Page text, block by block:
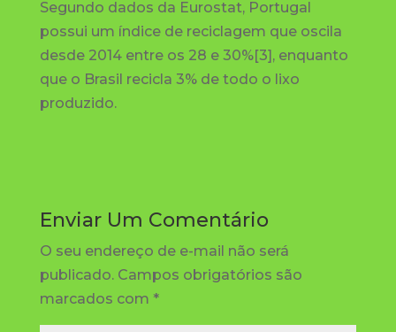
Segundo dados da Eurostat, Portugal
possui um índice de reciclagem que oscila
desde 2014 entre os 28 e 30%[3], enquanto
que o Brasil recicla 3% de todo o lixo
produzido.
Enviar Um Comentário
O seu endereço de e-mail não será
publicado. Campos obrigatórios são
marcados com *